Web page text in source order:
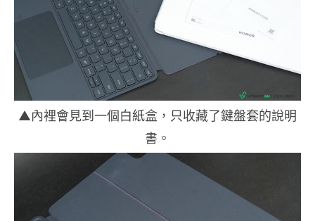
▲內裡會見到一個白紙盒，只收藏了鍵盤套的說明
書。